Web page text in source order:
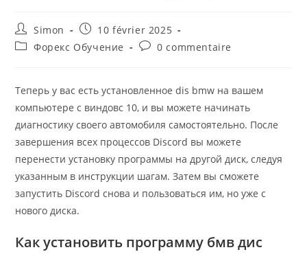
Simon
10 février 2025
Форекс Обучение
0 commentaire
Теперь у вас есть установленное dis bmw на вашем
компьютере с виндовс 10, и вы можете начинать
диагностику своего автомобиля самостоятельно. После
завершения всех процессов Discord вы можете
перенести установку программы на другой диск, следуя
указанным в инструкции шагам. Затем вы сможете
запустить Discord снова и пользоваться им, но уже с
нового диска.
Как установить программу бмв дис